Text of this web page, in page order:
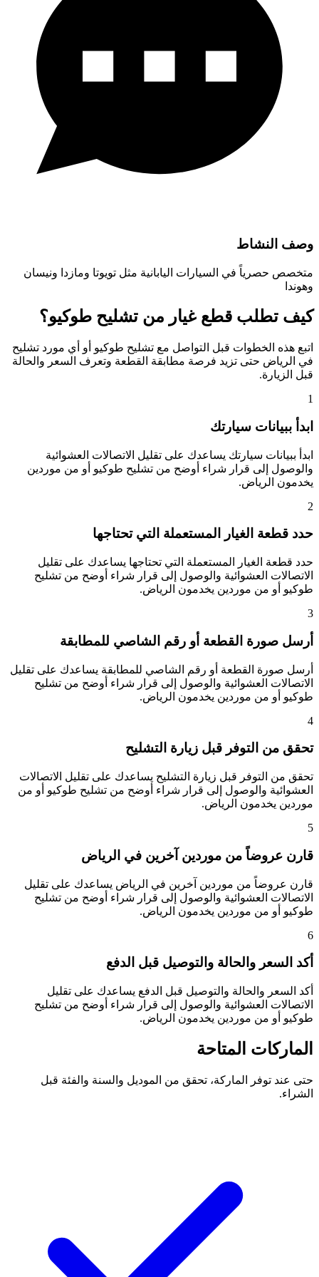
وصف النشاط
متخصص حصرياً في السيارات اليابانية مثل تويوتا ومازدا ونيسان
وهوندا
كيف تطلب قطع غيار من تشليح طوكيو؟
اتبع هذه الخطوات قبل التواصل مع تشليح طوكيو أو أي مورد تشليح
في الرياض حتى تزيد فرصة مطابقة القطعة وتعرف السعر والحالة
قبل الزيارة.
1
ابدأ ببيانات سيارتك
ابدأ ببيانات سيارتك يساعدك على تقليل الاتصالات العشوائية
والوصول إلى قرار شراء أوضح من تشليح طوكيو أو من موردين
يخدمون الرياض.
2
حدد قطعة الغيار المستعملة التي تحتاجها
حدد قطعة الغيار المستعملة التي تحتاجها يساعدك على تقليل
الاتصالات العشوائية والوصول إلى قرار شراء أوضح من تشليح
طوكيو أو من موردين يخدمون الرياض.
3
أرسل صورة القطعة أو رقم الشاصي للمطابقة
أرسل صورة القطعة أو رقم الشاصي للمطابقة يساعدك على تقليل
الاتصالات العشوائية والوصول إلى قرار شراء أوضح من تشليح
طوكيو أو من موردين يخدمون الرياض.
4
تحقق من التوفر قبل زيارة التشليح
تحقق من التوفر قبل زيارة التشليح يساعدك على تقليل الاتصالات
العشوائية والوصول إلى قرار شراء أوضح من تشليح طوكيو أو من
موردين يخدمون الرياض.
5
قارن عروضاً من موردين آخرين في الرياض
قارن عروضاً من موردين آخرين في الرياض يساعدك على تقليل
الاتصالات العشوائية والوصول إلى قرار شراء أوضح من تشليح
طوكيو أو من موردين يخدمون الرياض.
6
أكد السعر والحالة والتوصيل قبل الدفع
أكد السعر والحالة والتوصيل قبل الدفع يساعدك على تقليل
الاتصالات العشوائية والوصول إلى قرار شراء أوضح من تشليح
طوكيو أو من موردين يخدمون الرياض.
الماركات المتاحة
حتى عند توفر الماركة، تحقق من الموديل والسنة والفئة قبل
الشراء.